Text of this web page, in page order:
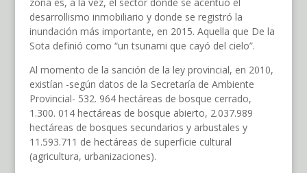
desarrollismo inmobiliario y donde se registró la
inundación más importante, en 2015. Aquella que De la
Sota definió como “un tsunami que cayó del cielo”.
Al momento de la sanción de la ley provincial, en 2010,
existían -según datos de la Secretaría de Ambiente
Provincial- 532. 964 hectáreas de bosque cerrado,
1.300. 014 hectáreas de bosque abierto, 2.037.989
hectáreas de bosques secundarios y arbustales y
11.593.711 de hectáreas de superficie cultural
(agricultura, urbanizaciones).